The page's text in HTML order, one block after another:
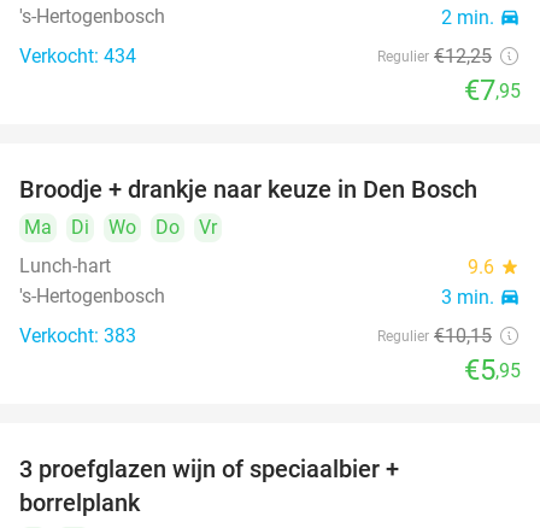
's-Hertogenbosch 2 min. directions_car
Verkocht: 434 Regulier €12,25
€7,95
41%
Broodje + drankje naar keuze in Den Bosch
Ma Di Wo Do
Vr
Lunch-hart
9.6 star
's-Hertogenbosch 3 min. directions_car
Verkocht: 383 Regulier €10,15
€5,95
3 proefglazen wijn of speciaalbier +
borrelplank